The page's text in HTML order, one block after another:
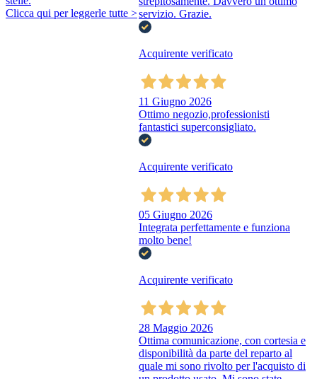
Clicca qui per leggerle tutte >servizio. Grazie.
Acquirente verificato
11 Giugno 2026
Ottimo negozio,professionisti
fantastici superconsigliato.
Acquirente verificato
05 Giugno 2026
Integrata perfettamente e funziona
molto bene!
Acquirente verificato
28 Maggio 2026
Ottima comunicazione, con cortesia e
disponibilità da parte del reparto al
quale mi sono rivolto per l'acquisto di